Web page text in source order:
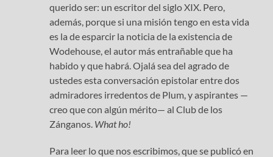
querido ser: un escritor del siglo XIX. Pero,
además, porque si una misión tengo en esta vida
es la de esparcir la noticia de la existencia de
Wodehouse, el autor más entrañable que ha
habido y que habrá. Ojalá sea del agrado de
ustedes esta conversación epistolar entre dos
admiradores irredentos de Plum, y aspirantes —
creo que con algún mérito— al Club de los
Zánganos. What ho!
Para leer lo que nos escribimos, que se publicó en